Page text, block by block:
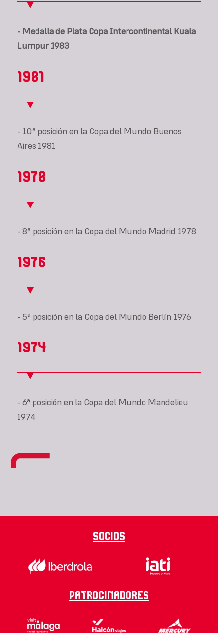
- Medalla de Plata Copa Intercontinental Kuala
Lumpur 1983
1981
- 10ª posición en la Copa del Mundo Buenos
Aires 1981
1978
- 8ª posición en la Copa del Mundo Madrid 1978
1976
- 5ª posición en la Copa del Mundo Berlín 1976
1974
- 6ª posición en la Copa del Mundo Mandelieu
1974
Socios
Patrocinadores